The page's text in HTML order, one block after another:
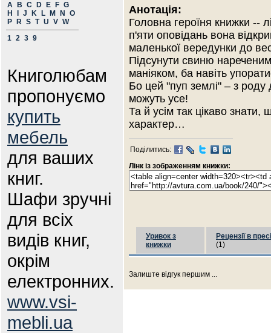
A
B C D E F G
H
J K L M N
O
P
R S T U V W
1 2 3 9
Книголюбам
пропонуємо
купить
мебель
для ваших
книг.
Шафи зручні
для всіх
видів книг,
окрім
електронних.
www.vsi-
mebli.ua
Анотація:
Головна героїня книжки --
п'яти оповідань вона
маленької вередунки до
Підсунути свиню
маніяком, ба навіть
Бо цей "пуп землі" – з роду
можуть усе!
Та й усім так цікаво
характер…
Поділитись:
Лінк із зображенням книжки:
Уривок з
книжки
Рецензії в пресі
(1)
Залиште відгук першим ...